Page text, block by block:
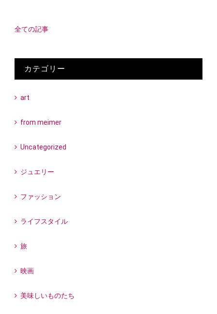
全ての記事
カテゴリー
art
from meimer
Uncategorized
ジュエリー
ファッション
ライフスタイル
旅
映画
美味しいものたち